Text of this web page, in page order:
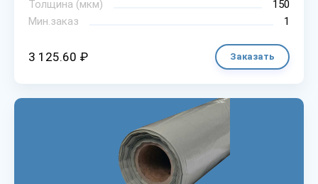
Толщина (мкм)
150
Мин.заказ
1
3 125.60 ₽ Заказать